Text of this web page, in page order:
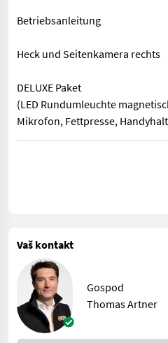
Betriebsanleitung
Heck und Seitenkamera rechts
DELUXE Paket
(LED Rundumleuchte
Mikrofon, Fettpresse,
Niveauausgleich +- 7° 500/70
Vaš kontakt
Gospod
Thomas Artner